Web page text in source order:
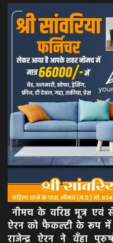
नीमच के वरिष्ठ मूत्र एवं
ऐरन को फैकल्टी के रूप में
राजेन्द्र ऐरन ने वँहा